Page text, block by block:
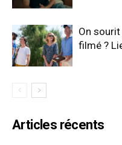
On sourit
filmé ?
Articles récents